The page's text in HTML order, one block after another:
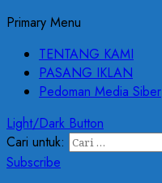
Primary Menu
TENTANG KAMI
PASANG IKLAN
Pedoman Media Siber
Light/Dark Button
Cari untuk:
Subscribe